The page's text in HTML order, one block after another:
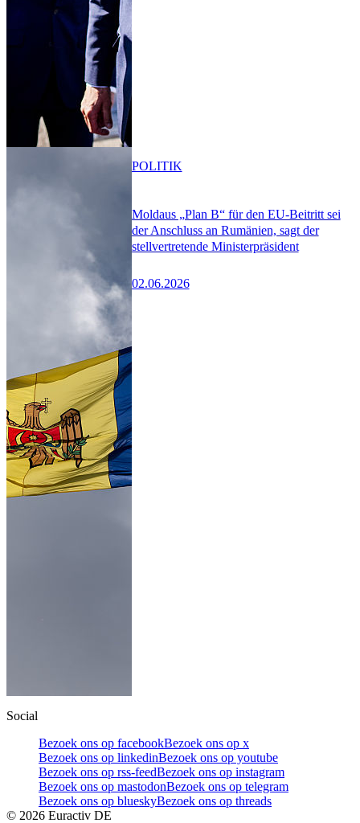
Moldaus „Plan B“ für den EU-Beitritt sei
der Anschluss an Rumänien, sagt der
stellvertretende Ministerpräsident
02.06.2026
POLITIK
Social
Bezoek ons op facebookBezoek ons op x
Bezoek ons op linkedinBezoek ons op youtube
Bezoek ons op rss-feedBezoek ons op instagram
Bezoek ons op mastodonBezoek ons op telegram
Bezoek ons op blueskyBezoek ons op threads
© 2026 Euractiv DE